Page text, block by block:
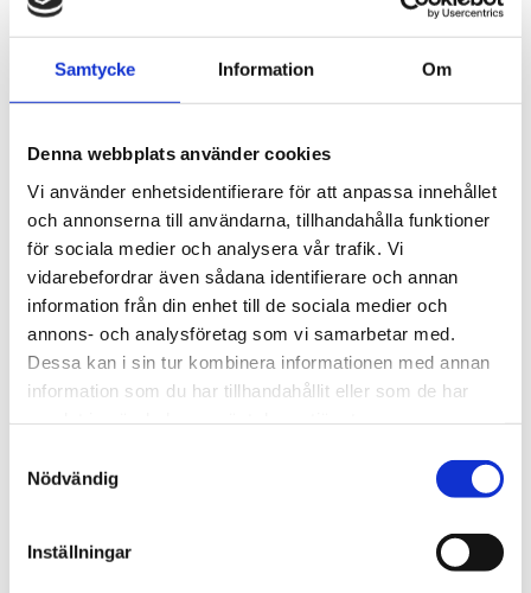
Samtycke Information Om
Denna webbplats använder cookies
Vi använder enhetsidentifierare för att anpassa innehållet
och annonserna till användarna, tillhandahålla funktioner
för sociala medier och analysera vår trafik. Vi
vidarebefordrar även sådana identifierare och annan
information från din enhet till de sociala medier och
annons- och analysföretag som vi samarbetar med.
Dessa kan i sin tur kombinera informationen med annan
information som du har tillhandahållit eller som de har
Nödvändig
Inställningar
°C [+356 °F]
Material av provkontaktande delar: PTFE,
rostfritt stål, Viton®, glas
Universella filter från M&C separerar på ett tillförlitligt
sätt fasta ämnen, särskilt extremt fina partiklar, som
förekommer inom analytisk teknik vid gasfiltrering, med
hjälp av mycket fina, djupt verkande filterelement. Tack
vare sin universella design kan filtren också användas
som separatorer (utan filterelement), vätskefilter eller,
med adsorptionspatroner, som ett adsorptionsfilter.
För omgivnings- eller medietemperaturer på upp till 180
°C kan en version i rostfritt stål FSS eller FT-H-versionen